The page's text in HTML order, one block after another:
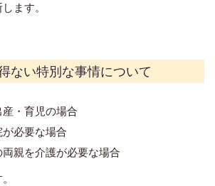
ます。
ない特別な事情について
・育児の場合
必要な場合
親を介護が必要な場合